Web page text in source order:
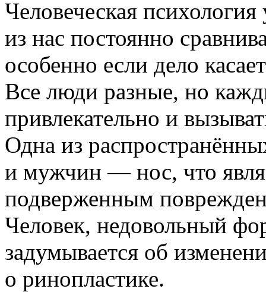
Человеческая
из нас постоянно
особенно если дело
Все люди разные, но
привлекательно и
Одна из
и мужчин — нос, что
подверженным
Человек, недовольный
задумывается об
о ринопластике.